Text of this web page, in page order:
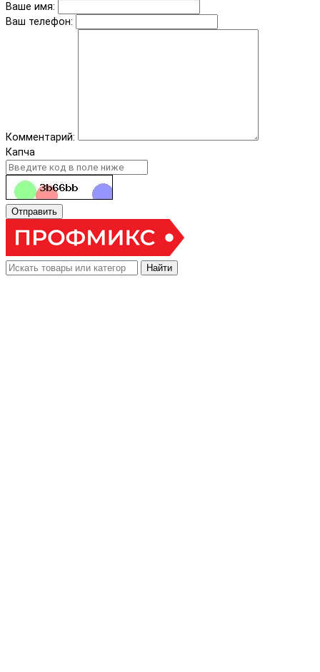
Ваше имя:
Ваш телефон:
Комментарий:
Капча
Отправить
Найти